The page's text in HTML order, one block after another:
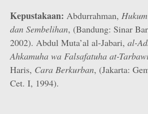
Kepustakaan: Abdurrahman,
dan Sembelihan, (Bandung: Sinar
2002). Abdul Muta’al al-Jabari, al-
Ahkamuha wa Falsafatuha at-
Haris, Cara Berkurban, (Jakarta:
Cet. I, 1994).